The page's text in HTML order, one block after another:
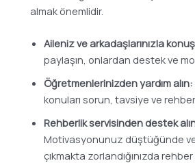
almak önemlidir.
Aileniz ve arkadaşlarınızla
paylaşın, onlardan destek ve
Öğretmenlerinizden yardım alın:
konuları sorun, tavsiye ve
Rehberlik servisinden destek
Motivasyonunuz düştüğünde
çıkmakta zorlandığınızda